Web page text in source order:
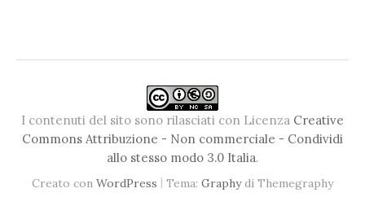
I contenuti del sito sono rilasciati con Licenza Creative
Commons Attribuzione - Non commerciale - Condividi
allo stesso modo 3.0 Italia.
Creato con WordPress | Tema: Graphydi Themegraphy